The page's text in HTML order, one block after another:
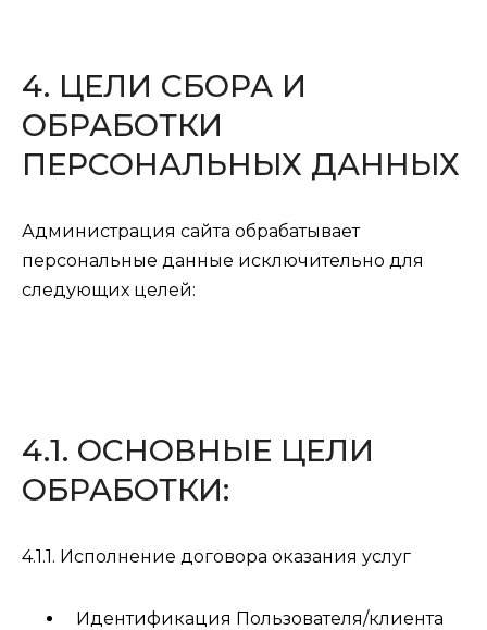
4. ЦЕЛИ СБОРА И
ОБРАБОТКИ
ПЕРСОНАЛЬНЫХ ДАННЫХ
Администрация сайта обрабатывает
персональные данные исключительно для
следующих целей:
4.1. ОСНОВНЫЕ ЦЕЛИ
ОБРАБОТКИ:
4.1.1. Исполнение договора оказания услуг
Идентификация Пользователя/клиента